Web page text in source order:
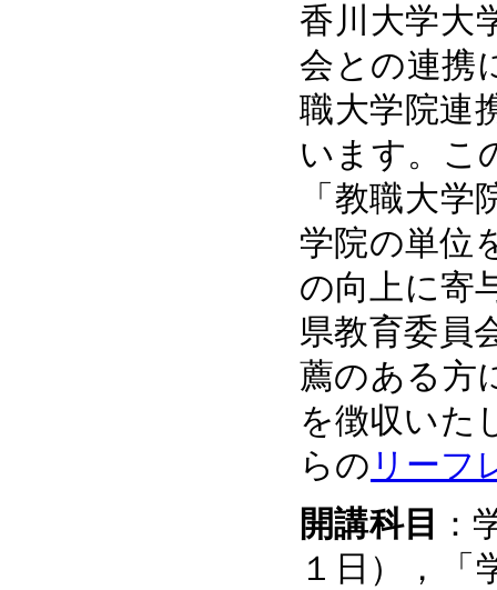
香川大学大
会との連携
職大学院連
います。こ
「教職大
学院の単位
の向上に寄
県教育委員
薦のある方
を徴収いた
らの リーフ
開講科目 ：
１日），「